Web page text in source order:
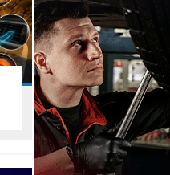
Yolu bağladı, geriyə
qəza şəraiti yaratdı
189 - VİDEO